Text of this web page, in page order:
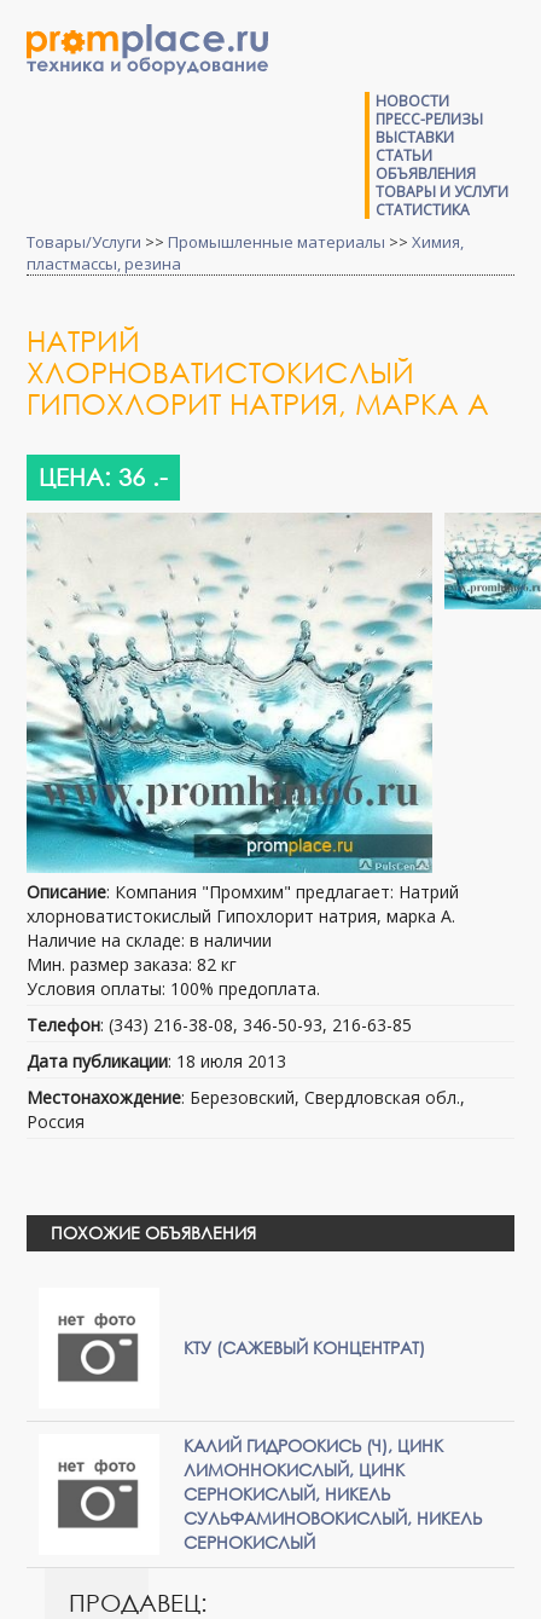
НОВОСТИ
ПРЕСС-РЕЛИЗЫ
ВЫСТАВКИ
СТАТЬИ
ОБЪЯВЛЕНИЯ
ТОВАРЫ И УСЛУГИ
СТАТИСТИКА
Товары/Услуги >> Промышленные материалы >>Химия,
пластмассы, резина
НАТРИЙ
ХЛОРНОВАТИСТОКИСЛЫЙ
ГИПОХЛОРИТ НАТРИЯ, МАРКА А
ЦЕНА: 36 .-
Описание: Компания "Промхим" предлагает: Натрий
хлорноватистокислый Гипохлорит натрия, марка А.
Наличие на складе: в наличии
Мин. размер заказа: 82 кг
Условия оплаты: 100% предоплата.
Телефон: (343) 216-38-08, 346-50-93, 216-63-85
Дата публикации: 18 июля 2013
Местонахождение: Березовский, Свердловская обл.,
Россия
ПОХОЖИЕ ОБЪЯВЛЕНИЯ
КТУ (САЖЕВЫЙ КОНЦЕНТРАТ)
КАЛИЙ ГИДРООКИСЬ (Ч), ЦИНК
ЛИМОННОКИСЛЫЙ, ЦИНК
СЕРНОКИСЛЫЙ, НИКЕЛЬ
СУЛЬФАМИНОВОКИСЛЫЙ, НИКЕЛЬ
СЕРНОКИСЛЫЙ
ПРОДАВЕЦ: